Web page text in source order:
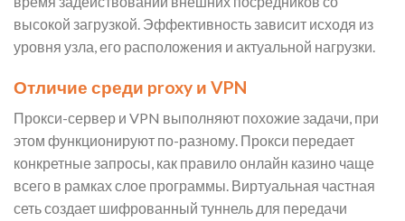
высокой загрузкой. Эффективность зависит исходя из
уровня узла, его расположения и актуальной нагрузки.
Отличие среди proxy и VPN
Прокси-сервер и VPN выполняют похожие задачи, при
этом функционируют по-разному. Прокси передает
конкретные запросы, как правило онлайн казино чаще
всего в рамках слое программы. Виртуальная частная
сеть создает шифрованный туннель для передачи